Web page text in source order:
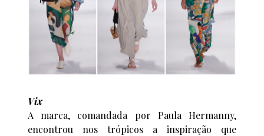
Vix
A marca, comandada por Paula Hermanny,
encontrou nos trópicos a inspiração que